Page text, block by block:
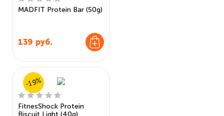
MADFIT Protein Bar (50g)
139 руб.
FitnesShock Protein
Biscuit Light (40g)
-19%